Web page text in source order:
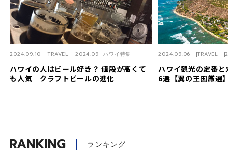
ハワイの人はビール好き？ 値段が高くて
も人気 クラフトビールの進化
2024.09.10 TRAVEL 2024.09 ハワイ特集
ハワイ観光の定番
6選【翼の王国厳選
2024.09.06 TRAVEL
RANKING ランキング